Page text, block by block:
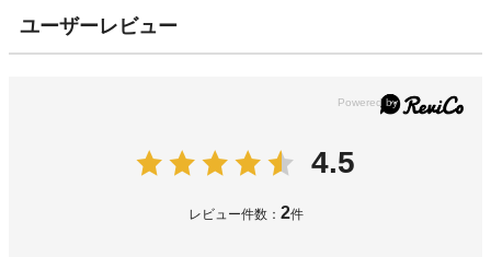
ユーザーレビュー
4.5
レビュー件数： 2件